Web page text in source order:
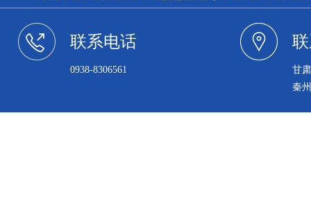
联系电话
0938-8306561
甘
秦